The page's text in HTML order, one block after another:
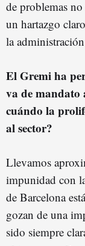
de problemas
un hartazgo
la
El Gremi ha
va de mandato
cuándo la
al sector?
Llevamos
impunidad con
de Barcelona
gozan de una
sido siempre